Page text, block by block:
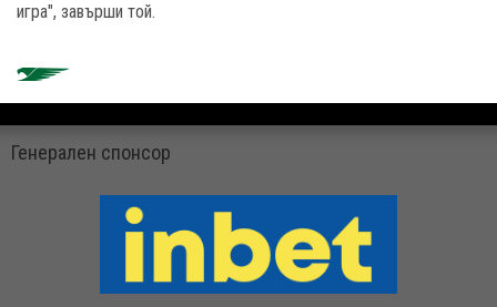
игра", завърши той.
Генерален спонсор